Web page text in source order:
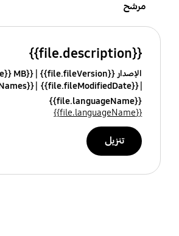
مرشح
{{file.description}}
الإصدار {{file.fileVersion}}
{{file.fileSize}} MB
{{file.fileModifiedDate}}
{{file.osNames}}
{{file.languageName}}
{{file.languageName}}
تنزيل